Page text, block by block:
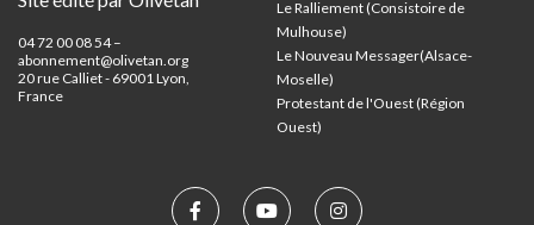
04 72 00 08 54 –
abonnement@olivetan.org
20 rue Calliet - 69001 Lyon,
France
Le Ralliement (Consistoire de
Mulhouse)
Le Nouveau Messager(Alsace-
Moselle)
Protestant de l'Ouest (Région
Ouest)